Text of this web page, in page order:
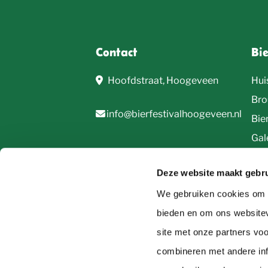
Deze website maakt
We gebruiken cookies
bieden en om ons
site met onze partners
combineren met andere
Contact
Hoofdstraat, Hoogeveen
info@bierfestivalhoogeveen.nl
© 2026, Bierfestival Hoogeveen